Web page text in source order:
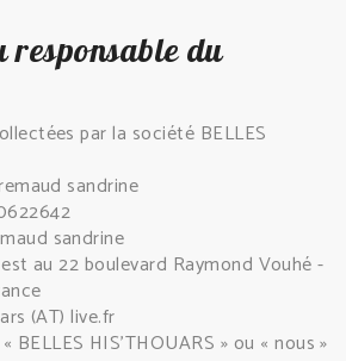
du
par la société BELLES
sandrine
sandrine
au 22 boulevard Raymond Vouhé -
(AT) live.fr
BELLES HIS'THOUARS » ou « nous »